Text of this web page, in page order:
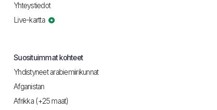
Yhteystiedot
Live-kartta
Suosituimmat kohteet
Yhdistyneet arabiemiirikunnat
Afganistan
Afrikka (+25 maat)